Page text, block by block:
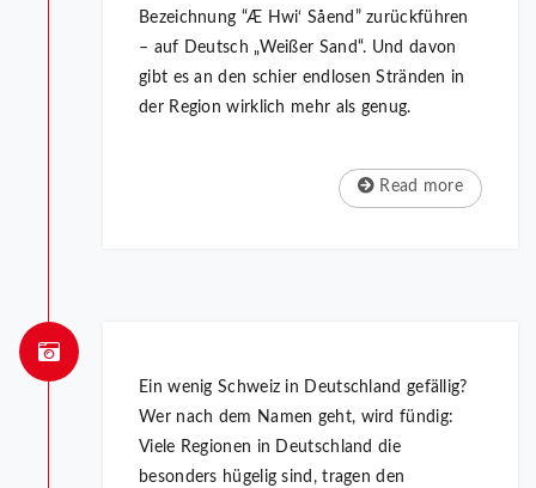
Bezeichnung “Æ Hwi‘ Såend” zurückführen
– auf Deutsch „Weißer Sand“. Und davon
gibt es an den schier endlosen Stränden in
der Region wirklich mehr als genug.
Read more
Ein wenig Schweiz in Deutschland gefällig?
Wer nach dem Namen geht, wird fündig:
Viele Regionen in Deutschland die
besonders hügelig sind, tragen den